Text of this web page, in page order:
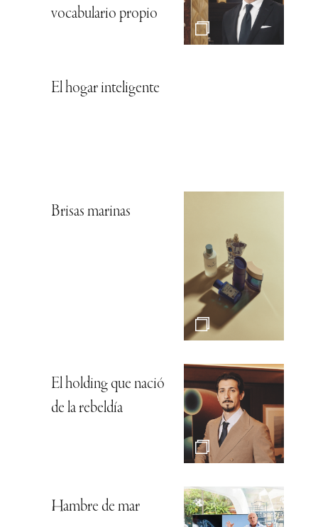
vocabulario propio
El hogar inteligente
Brisas marinas
El holding que nació
de la rebeldía
Hambre de mar